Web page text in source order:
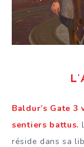
Baldur’s Gate
sentiers battus.
réside dans sa